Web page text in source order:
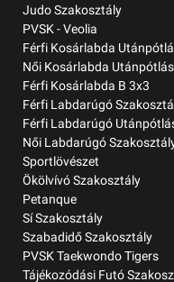
Judo Szakosztály
PVSK - Veolia
Férfi Kosárlabda
Női Kosárlabda Utánpótlás
Férfi Kosárlabda B 3x3
Férfi Labdarúgó
Férfi Labdarúgó
Női Labdarúgó
Sportlövészet
Ökölvívó Szakosztály
Petanque
Sí Szakosztály
Szabadidő Szakosztály
PVSK Taekwondo Tigers
Tájékozódási Futó